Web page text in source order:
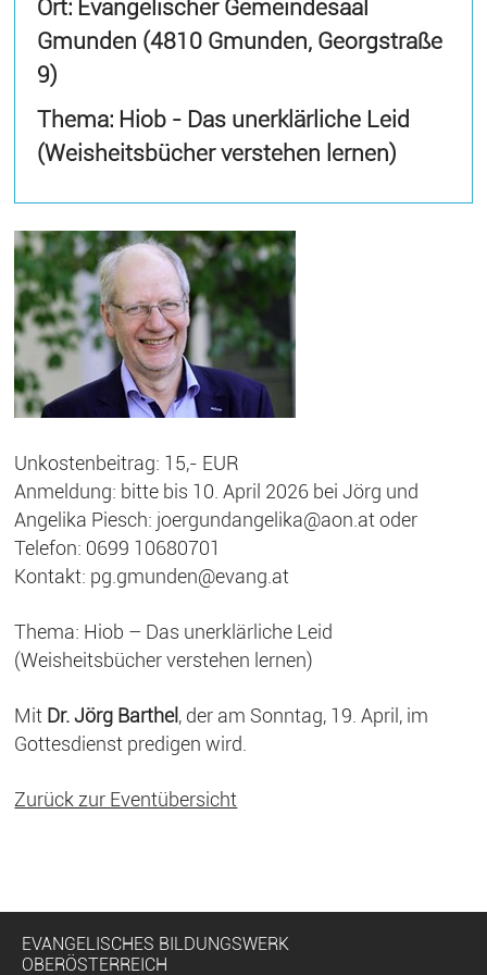
Ort: Evangelischer Gemeindesaal
Gmunden (4810 Gmunden, Georgstraße
9)
Thema: Hiob - Das unerklärliche Leid
(Weisheitsbücher verstehen lernen)
Unkostenbeitrag: 15,- EUR
Anmeldung: bitte bis 10. April 2026 bei Jörg und
Angelika Piesch: joergundangelika@aon.at oder
Telefon: 0699 10680701
Kontakt: pg.gmunden@evang.at
Thema: Hiob – Das unerklärliche Leid
(Weisheitsbücher verstehen lernen)
Mit Dr. Jörg Barthel , der am Sonntag, 19. April, im
Gottesdienst predigen wird.
Zurück zur Eventübersicht
EVANGELISCHES BILDUNGSWERK
OBERÖSTERREICH